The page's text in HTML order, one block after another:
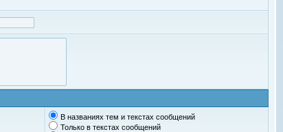
В названиях тем и текстах сообщений
Только в текстах сообщений